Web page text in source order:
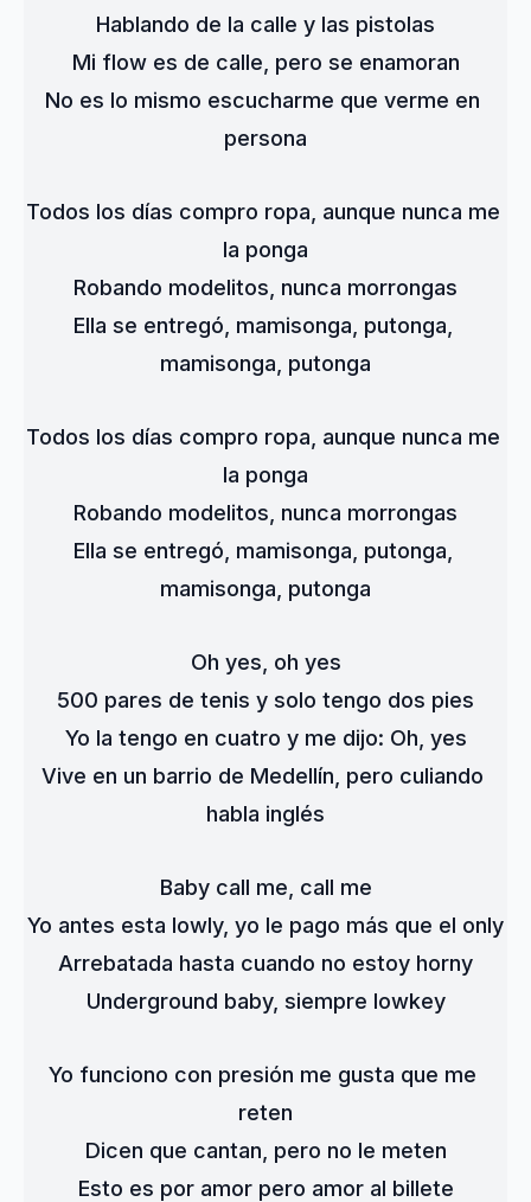
Hablando de la calle y las pistolas
Mi flow es de calle, pero se enamoran
No es lo mismo escucharme que verme en
persona
Todos los días compro ropa, aunque nunca me
la ponga
Robando modelitos, nunca morrongas
Ella se entregó, mamisonga, putonga,
mamisonga, putonga
Todos los días compro ropa, aunque nunca me
la ponga
Robando modelitos, nunca morrongas
Ella se entregó, mamisonga, putonga,
mamisonga, putonga
Oh yes, oh yes
500 pares de tenis y solo tengo dos pies
Yo la tengo en cuatro y me dijo: Oh, yes
Vive en un barrio de Medellín, pero culiando
habla inglés
Baby call me, call me
Yo antes esta lowly, yo le pago más que el only
Arrebatada hasta cuando no estoy horny
Underground baby, siempre lowkey
Yo funciono con presión me gusta que me
reten
Dicen que cantan, pero no le meten
Esto es por amor pero amor al billete